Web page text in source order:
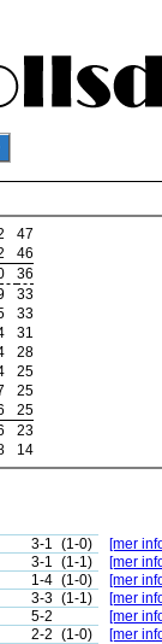
47
46
36
33
33
31
28
25
25
25
23
14
3-1 (1-0)
[mer
3-1 (1-1)
[mer
1-4 (1-0)
[mer
3-3 (1-1)
[mer
5-2
[mer
2-2 (1-0) [mer